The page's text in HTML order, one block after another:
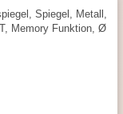
Spiegel, Metall,
Memory Funktion, Ø